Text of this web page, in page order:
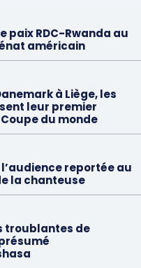
paix RDC-Rwanda au
américain
à Liège, les
leur premier
du monde
l’audience reportée au
la chanteuse
troublantes de